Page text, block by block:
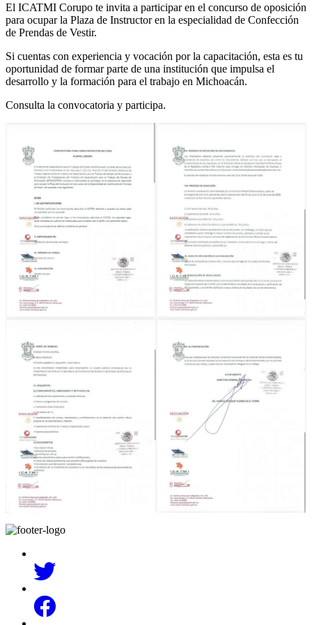
El ICATMI Corupo te invita a participar en el concurso de oposición
para ocupar la Plaza de Instructor en la especialidad de Confección
de Prendas de Vestir.
Si cuentas con experiencia y vocación por la capacitación, esta es tu
oportunidad de formar parte de una institución que impulsa el
desarrollo y la formación para el trabajo en Michoacán.
Consulta la convocatoria y participa.